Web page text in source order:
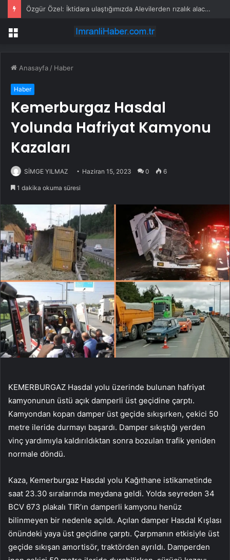
Özgür Özel: İktidara ulaştığımızda Alevilerden rızalık alacağımıza söz veriyorum!
Menü
Anasayfa / Haber
Haber
Kemerburgaz Hasdal
Yolunda Hafriyat Kamyonu
Kazaları
SİMGE YILMAZ Haziran 15, 2023 0 6
1 dakika okuma süresi
KEMERBURGAZ Hasdal yolu üzerinde bulunan hafriyat
kamyonunun üstü açık damperli üst geçidine çarptı.
Kamyondan kopan damper üst geçide sıkışırken, çekici 50
metre ileride durmayı başardı. Damper sıkıştığı yerden
vinç yardımıyla kaldırıldıktan sonra bozulan trafik yeniden
normale döndü.
Kaza, Kemerburgaz Hasdal yolu Kağıthane istikametinde
saat 23.30 sıralarında meydana geldi. Yolda seyreden 34
BCV 673 plakalı TIR’ın damperli kamyonu henüz
bilinmeyen bir nedenle açıldı. Açılan damper Hasdal Kışlası
önündeki yaya üst geçidine çarptı. Çarpmanın etkisiyle üst
geçide sıkışan amortisör, traktörden ayrıldı. Damperden